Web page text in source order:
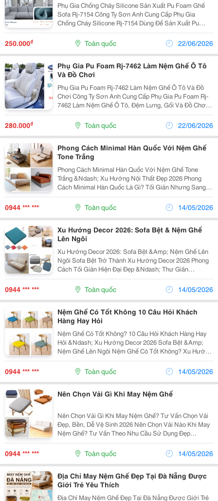
Phụ Gia Chống Cháy Silicone Sản Xuất Pu Foam Ghế
Sofa Rj-7154 Công Ty Sơn Anh Cung Cấp Phụ Gia
Chống Cháy Silicone Rj-7154 Dùng Để Sản Xuất Pu
Foam Mềm Làm Đệm, Nệm Ghế Sofa, Miếng Bọt Biển
Lau Chùi.. . Silicone T Hương Hiệu Ruisil. Đặc Tính...
250.000₫ Toàn quốc 22/06/2026
Phụ Gia Pu Foam Rj-7462 Làm Nệm Ghế Ô Tô
Và Đồ Chơi
Phụ Gia Pu Foam Rj-7462 Làm Nệm Ghế Ô Tô Và Đồ
Chơi Công Ty Sơn Anh Cung Cấp Phụ Gia Pu Foam Rj-
7462 Làm Nệm Ghế Ô Tô, Đệm Lưng, Gối Và Đồ Chơi..
. Phụ Gia Pu Foam Này Được Xử Lý Bằng Phương
Pháp Khử Mùi Đặc Biệt Để Làm Cho Chất Hoạt Động Bề
280.000₫ Toàn quốc 22/06/2026
Phong Cách Minimal Hàn Quốc Với Nệm Ghế
Tone Trắng
Phong Cách Minimal Hàn Quốc Với Nệm Ghế Tone
Trắng &Ndash; Xu Hướng Nội Thất Đẹp 2026 Phong
Cách Minimal Hàn Quốc Là Gì? Tối Giản Nhưng Sang
Trọng Xu Hướng Nội Thất Hiện Đại 2026 Phong Cách
Minimal Hàn Quốc Ưu Tiên Không Gian Gọn Gàng,...
0944 *** *** Toàn quốc 14/05/2026
Xu Hướng Decor 2026: Sofa Bệt & Nệm Ghế
Lên Ngôi
Xu Hướng Decor 2026: Sofa Bệt &Amp; Nệm Ghế Lên
Ngôi Sofa Bệt Trở Thành Xu Hướng Decor 2026 Phong
Cách Tối Giản Hiện Đại Đẹp &Ndash; Thư Giãn
&Ndash; Tiết Kiệm Diện Tích Sofa Bệt Đang Trở Thành
Xu Hướng Nội Thất Nổi Bật Nhờ Thiết Kế Hiện...
0944 *** *** Toàn quốc 14/05/2026
Nệm Ghế Có Tốt Không 10 Câu Hỏi Khách
Hàng Hay Hỏi
Nệm Ghế Có Tốt Không? 10 Câu Hỏi Khách Hàng Hay
Hỏi &Ndash; Xu Hướng Decor 2026 Sofa Bệt &Amp;
Nệm Ghế Lên Ngôi Nệm Ghế Có Tốt Không? Xu Hướng
Decor Hiện Đại Êm Ái &Ndash; Thẩm Mỹ &Ndash; Tiện
Dụng Nệm Ghế Ngày Càng Được Nhiều Gia Đình...
0944 *** *** Toàn quốc 14/05/2026
Nên Chọn Vải Gì Khi May Nệm Ghế
Nên Chọn Vải Gì Khi May Nệm Ghế? Tư Vấn Chọn Vải
Đẹp, Bền, Dễ Vệ Sinh 2026 Nên Chọn Vải Nào Khi May
Nệm Ghế? Tư Vấn Theo Nhu Cầu Sử Dụng Đẹp
&Ndash; Bền &Ndash; Dễ Vệ Sinh Khi May Nệm Ghế,
Việc Chọn Đúng Chất Liệu Vải Rất Quan Trọng Vì...
0944 *** *** Toàn quốc 14/05/2026
Địa Chỉ May Nệm Ghế Đẹp Tại Đà Nẵng Được
Giới Trẻ Yêu Thích
Địa Chỉ May Nệm Ghế Đẹp Tại Đà Nẵng Được Giới Trẻ